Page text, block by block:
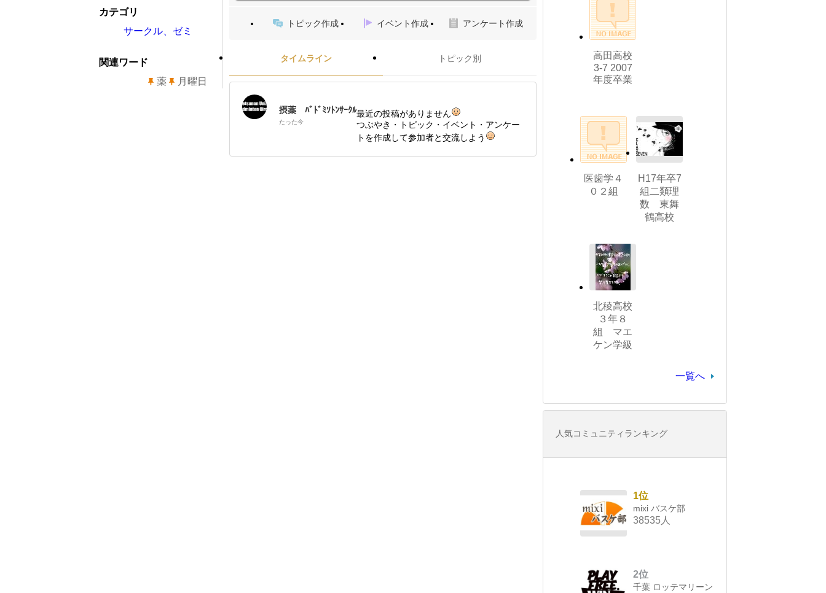
トピック作成 イベント作成 アンケート作成
タイムライン トピック別
摂薬 ﾊﾞﾄﾞﾐｿﾄﾝｻｰｸﾙ
たった今
最近の投稿がありません
つぶやき・トピック・イベント・アンケー
トを作成して参加者と交流しよう
カテゴリ
サークル、ゼミ
関連ワード
薬
月曜日
高田高校
3-7 2007
年度卒業
医歯学４
０２組
H17年卒7
組二類理
数 東舞
鶴高校
北稜高校
３年８
組 マエ
ケン学級
一覧へ
人気コミュニティランキング
1位
mixi バスケ部
38535人
2位
千葉 ロッテマリーン